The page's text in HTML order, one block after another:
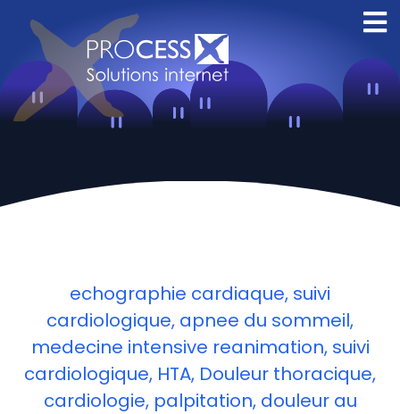
echographie cardiaque, suivi
cardiologique, apnee du sommeil,
medecine intensive reanimation, suivi
cardiologique, HTA, Douleur thoracique,
cardiologie, palpitation, douleur au